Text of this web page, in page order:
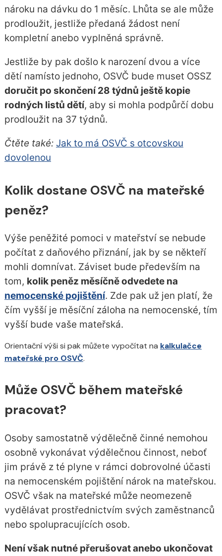
nároku na dávku do 1 měsíc. Lhůta se ale může
prodloužit, jestliže předaná žádost není
kompletní anebo vyplněná správně.
Jestliže by pak došlo k narození dvou a více
dětí namísto jednoho, OSVČ bude muset OSSZ
doručit po skončení 28 týdnů ještě kopie
rodných listů dětí, aby si mohla podpůrčí dobu
prodloužit na 37 týdnů.
Čtěte také: Jak to má OSVČ s otcovskou
dovolenou
Kolik dostane OSVČ na mateřské
peněz?
Výše peněžité pomoci v mateřství se nebude
počítat z daňového přiznání, jak by se někteří
mohli domnívat. Záviset bude především na
tom, kolik peněz měsíčně odvedete na
nemocenské pojištění. Zde pak už jen platí, že
čím vyšší je měsíční záloha na nemocenské, tím
vyšší bude vaše mateřská.
Orientační výši si pak můžete vypočítat na kalkulačce
mateřské pro OSVČ.
Může OSVČ během mateřské
pracovat?
Osoby samostatně výdělečně činné nemohou
osobně vykonávat výdělečnou činnost, neboť
jim právě z té plyne v rámci dobrovolné účasti
na nemocenském pojištění nárok na mateřskou.
OSVČ však na mateřské může neomezeně
vydělávat prostřednictvím svých zaměstnanců
nebo spolupracujících osob.
Není však nutné přerušovat anebo ukončovat